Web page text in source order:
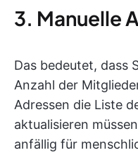
3. Manuelle
Das bedeutet, dass
Anzahl der
Adressen die Liste
aktualisieren
anfällig für